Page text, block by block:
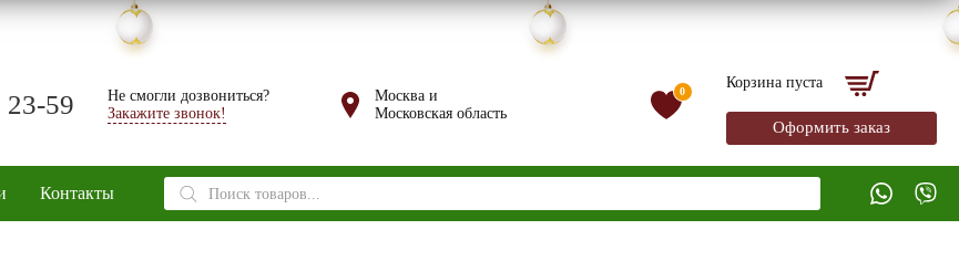
23-59
Не смогли дозвониться?
Закажите звонок!
Москва и
Московская область
0
Корзина пуста
Оформить заказ
Контакты
Поиск
товаров